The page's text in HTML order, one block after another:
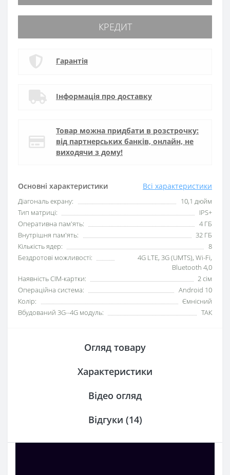
Основні характеристики Всі характеристики
Діагональ екрану:
10,1 дюйм
Тип матриці:
IPS+
Оперативна пам'ять:
4 ГБ
Внутрішня пам'ять:
32 ГБ
Кількість ядер:
8
Бездротові можливості:
4G LTE, 3G (UMTS), Wi-Fi,
Bluetooth 4,0
Наявність СІМ-картки:
2 сім
Операційна система:
Android 10
Колір:
Ємнісний
Вбудований 3G--4G модуль:
ТАК
КРЕДИТ
Гарантія
Інформація про доставку
Товар можна придбати в розстрочку:
від партнерських банків, онлайн, не
виходячи з дому!
Огляд товару
Характеристики
Відео огляд
Відгуки (14)